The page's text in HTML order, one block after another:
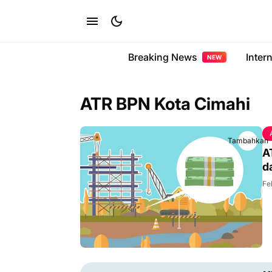
Breaking News NEW
ATR BPN Kota Cimahi
Tambahkan